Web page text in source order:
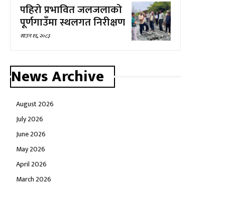
पहिरो प्रभावित जलजलाको
पूर्णगाउँमा स्थलगत निरीक्षण
साउन १६, २०८३
News Archive
August 2026
July 2026
June 2026
May 2026
April 2026
March 2026